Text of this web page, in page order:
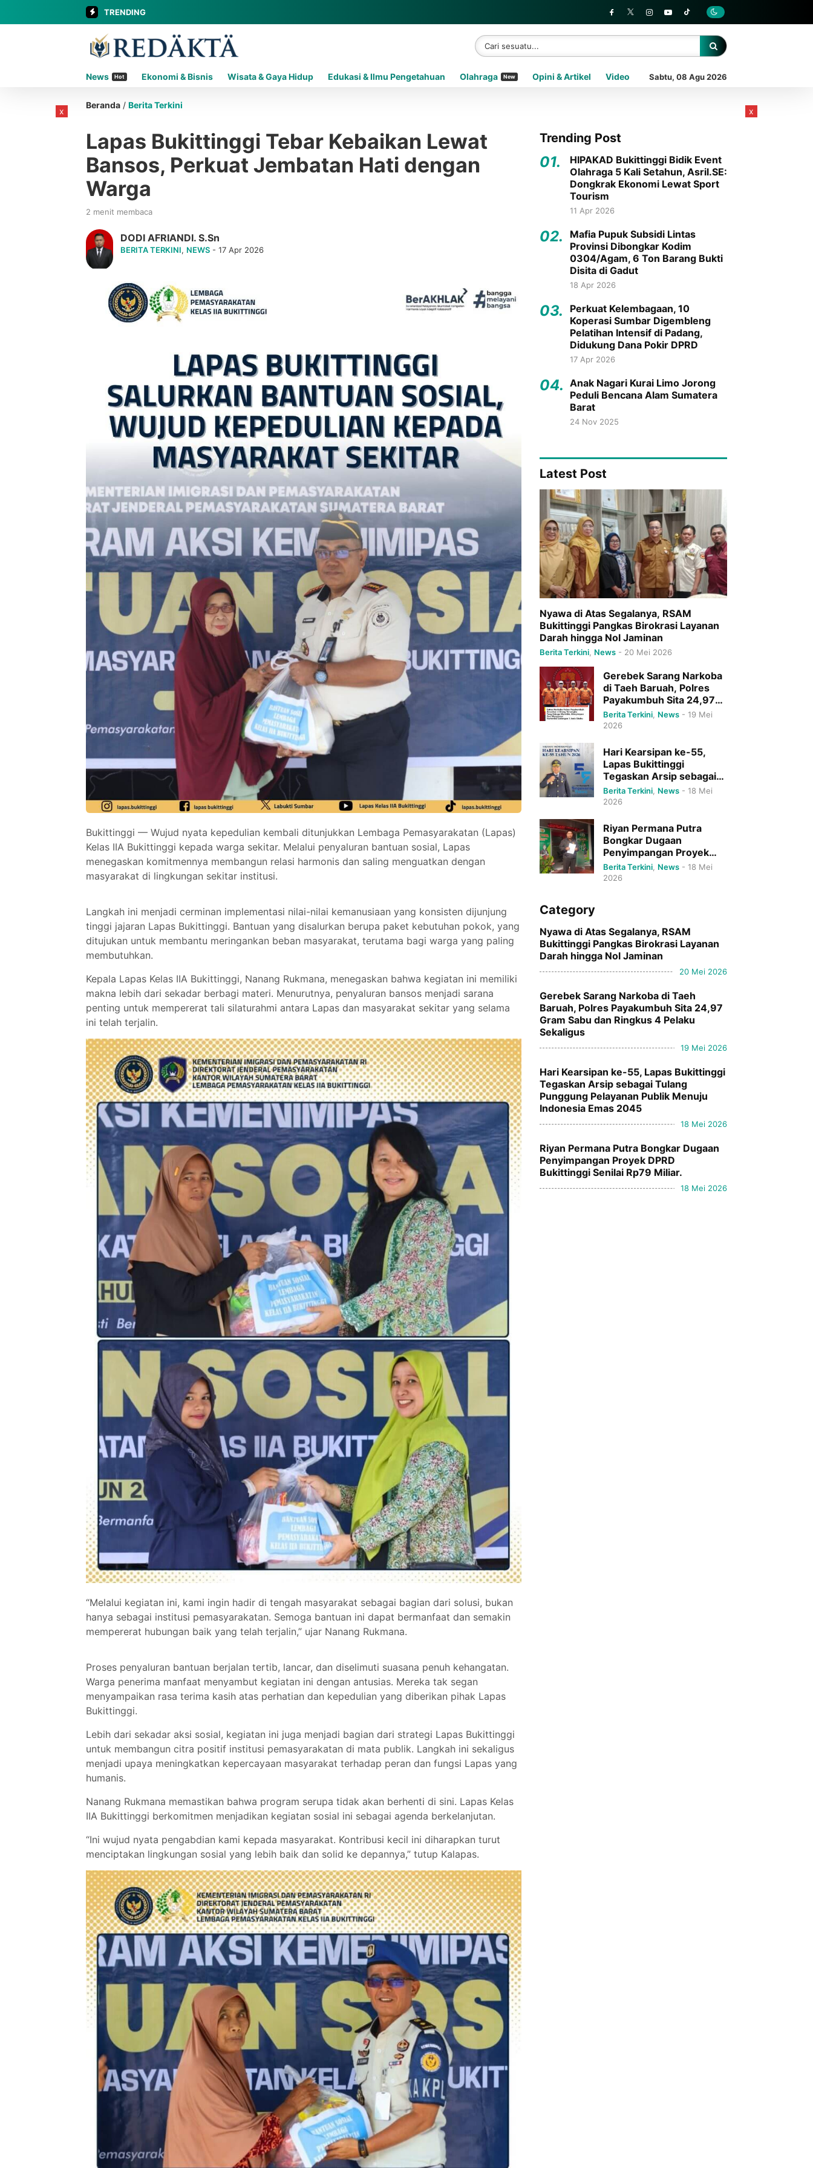
TRENDING
News Hot Ekonomi & Bisnis Wisata & Gaya Hidup Edukasi & Ilmu Pengetahuan Olahraga New Opini & Artikel Video Sabtu, 08 Agu 2026
Beranda / Berita Terkini
Lapas Bukittinggi Tebar Kebaikan Lewat
Bansos, Perkuat Jembatan Hati dengan
Warga
2 menit membaca
DODI AFRIANDI. S.Sn
BERITA TERKINI, NEWS - 17 Apr 2026
Bukittinggi — Wujud nyata kepedulian kembali ditunjukkan Lembaga Pemasyarakatan (Lapas)
Kelas IIA Bukittinggi kepada warga sekitar. Melalui penyaluran bantuan sosial, Lapas
menegaskan komitmennya membangun relasi harmonis dan saling menguatkan dengan
masyarakat di lingkungan sekitar institusi.
Langkah ini menjadi cerminan implementasi nilai-nilai kemanusiaan yang konsisten dijunjung
tinggi jajaran Lapas Bukittinggi. Bantuan yang disalurkan berupa paket kebutuhan pokok, yang
ditujukan untuk membantu meringankan beban masyarakat, terutama bagi warga yang paling
membutuhkan.
Kepala Lapas Kelas IIA Bukittinggi, Nanang Rukmana, menegaskan bahwa kegiatan ini memiliki
makna lebih dari sekadar berbagi materi. Menurutnya, penyaluran bansos menjadi sarana
penting untuk mempererat tali silaturahmi antara Lapas dan masyarakat sekitar yang selama
ini telah terjalin.
“Melalui kegiatan ini, kami ingin hadir di tengah masyarakat sebagai bagian dari solusi, bukan
hanya sebagai institusi pemasyarakatan. Semoga bantuan ini dapat bermanfaat dan semakin
mempererat hubungan baik yang telah terjalin,” ujar Nanang Rukmana.
Proses penyaluran bantuan berjalan tertib, lancar, dan diselimuti suasana penuh kehangatan.
Warga penerima manfaat menyambut kegiatan ini dengan antusias. Mereka tak segan
menyampaikan rasa terima kasih atas perhatian dan kepedulian yang diberikan pihak Lapas
Bukittinggi.
Lebih dari sekadar aksi sosial, kegiatan ini juga menjadi bagian dari strategi Lapas Bukittinggi
untuk membangun citra positif institusi pemasyarakatan di mata publik. Langkah ini sekaligus
menjadi upaya meningkatkan kepercayaan masyarakat terhadap peran dan fungsi Lapas yang
humanis.
Nanang Rukmana memastikan bahwa program serupa tidak akan berhenti di sini. Lapas Kelas
IIA Bukittinggi berkomitmen menjadikan kegiatan sosial ini sebagai agenda berkelanjutan.
“Ini wujud nyata pengabdian kami kepada masyarakat. Kontribusi kecil ini diharapkan turut
menciptakan lingkungan sosial yang lebih baik dan solid ke depannya,” tutup Kalapas.
Trending Post
01.
HIPAKAD Bukittinggi Bidik Event
Olahraga 5 Kali Setahun, Asril.SE:
Dongkrak Ekonomi Lewat Sport
Tourism
11 Apr 2026
02.
Mafia Pupuk Subsidi Lintas
Provinsi Dibongkar Kodim
0304/Agam, 6 Ton Barang Bukti
Disita di Gadut
18 Apr 2026
03.
Perkuat Kelembagaan, 10
Koperasi Sumbar Digembleng
Pelatihan Intensif di Padang,
Didukung Dana Pokir DPRD
17 Apr 2026
04. Anak Nagari Kurai Limo Jorong
Peduli Bencana Alam Sumatera
Barat
24 Nov 2025
Latest Post
Nyawa di Atas Segalanya, RSAM
Bukittinggi Pangkas Birokrasi Layanan
Darah hingga Nol Jaminan
Berita Terkini News - 20 Mei 2026
Gerebek Sarang Narkoba
di Taeh Baruah, Polres
Payakumbuh Sita 24,97
Gram Sabu dan Ringkus 4
Pelaku Sekaligus
Berita Terkini News - 19 Mei
2026
Hari Kearsipan ke-55,
Lapas Bukittinggi
Tegaskan Arsip sebagai
Tulang Punggung
Pelayanan Publik Menuju
Berita Terkini News - 18 Mei
2026
Riyan Permana Putra
Bongkar Dugaan
Penyimpangan Proyek
DPRD Bukittinggi Senilai
Rp79 Miliar.
Berita Terkini News - 18 Mei
2026
Category
Nyawa di Atas Segalanya, RSAM
Bukittinggi Pangkas Birokrasi Layanan
Darah hingga Nol Jaminan
20 Mei 2026
Gerebek Sarang Narkoba di Taeh
Baruah, Polres Payakumbuh Sita 24,97
Gram Sabu dan Ringkus 4 Pelaku
Sekaligus
19 Mei 2026
Hari Kearsipan ke-55, Lapas Bukittinggi
Tegaskan Arsip sebagai Tulang
Punggung Pelayanan Publik Menuju
Indonesia Emas 2045
18 Mei 2026
Riyan Permana Putra Bongkar Dugaan
Penyimpangan Proyek DPRD
Bukittinggi Senilai Rp79 Miliar.
18 Mei 2026
x x